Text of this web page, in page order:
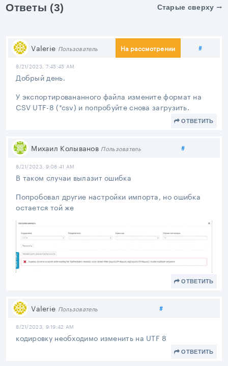
Ответы (3) Старые сверху
Valerie Пользователь На рассмотрении #
8/21/2023, 7:45:45 AM
Добрый день.
У экспортировананного файла измените формат на
CSV UTF-8 (*csv) и попробуйте снова загрузить.
ОТВЕТИТЬ
Михаил Колыванов Пользователь #Поделиться
8/21/2023, 9:08:41 AM
В таком случаи вылазит ошибка
Попробовал другие настройки импорта, но ошибка
остается той же
ОТВЕТИТЬ
Valerie Пользователь #Поделиться
8/21/2023, 9:19:42 AM
кодировку необходимо изменить на UTF 8
ОТВЕТИТЬ